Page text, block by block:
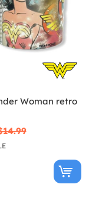
Woman retro